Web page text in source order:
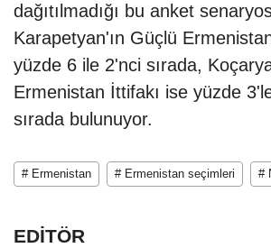
dağıtılmadığı bu anket
Karapetyan'ın Güçlü
yüzde 6 ile 2'nci sırada,
Ermenistan İttifakı ise yüzde
sırada bulunuyor.
# Ermenistan # Ermenistan seçimleri #
EDİTÖR